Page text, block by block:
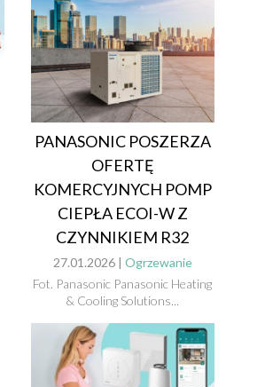
PANASONIC POSZERZA
OFERTĘ
KOMERCYJNYCH POMP
CIEPŁA ECOI-W Z
CZYNNIKIEM R32
27.01.2026 | Ogrzewanie
Fot. Panasonic Panasonic Heating
& Cooling Solutions...